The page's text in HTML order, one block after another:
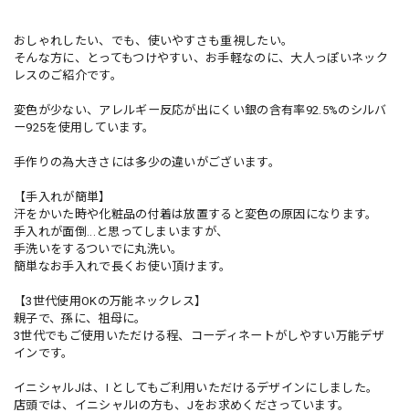
おしゃれしたい、でも、使いやすさも重視したい。
そんな方に、とってもつけやすい、お手軽なのに、大人っぽいネック
レスのご紹介です。
変色が少ない、アレルギー反応が出にくい銀の含有率92.5%のシルバ
ー925を使用しています。
手作りの為大きさには多少の違いがございます。
【手入れが簡単】
汗をかいた時や化粧品の付着は放置すると変色の原因になります。
手入れが面倒...と思ってしまいますが、
手洗いをするついでに丸洗い。
簡単なお手入れで長くお使い頂けます。
【3世代使用OKの万能ネックレス】
親子で、孫に、祖母に。
3世代でもご使用いただける程、コーディネートがしやすい万能デザ
インです。
イニシャルJは、I としてもご利用いただけるデザインにしました。
店頭では、イニシャルIの方も、Jをお求めくださっています。